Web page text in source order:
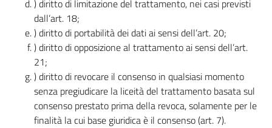
) diritto di limitazione del trattamento, nei casi previsti
dall’art. 18;
) diritto di portabilità dei dati ai sensi dell’art. 20;
) diritto di opposizione al trattamento ai sensi dell’art.
21;
) diritto di revocare il consenso in qualsiasi momento
senza pregiudicare la liceità del trattamento basata sul
consenso prestato prima della revoca, solamente per le
finalità la cui base giuridica è il consenso (art. 7).